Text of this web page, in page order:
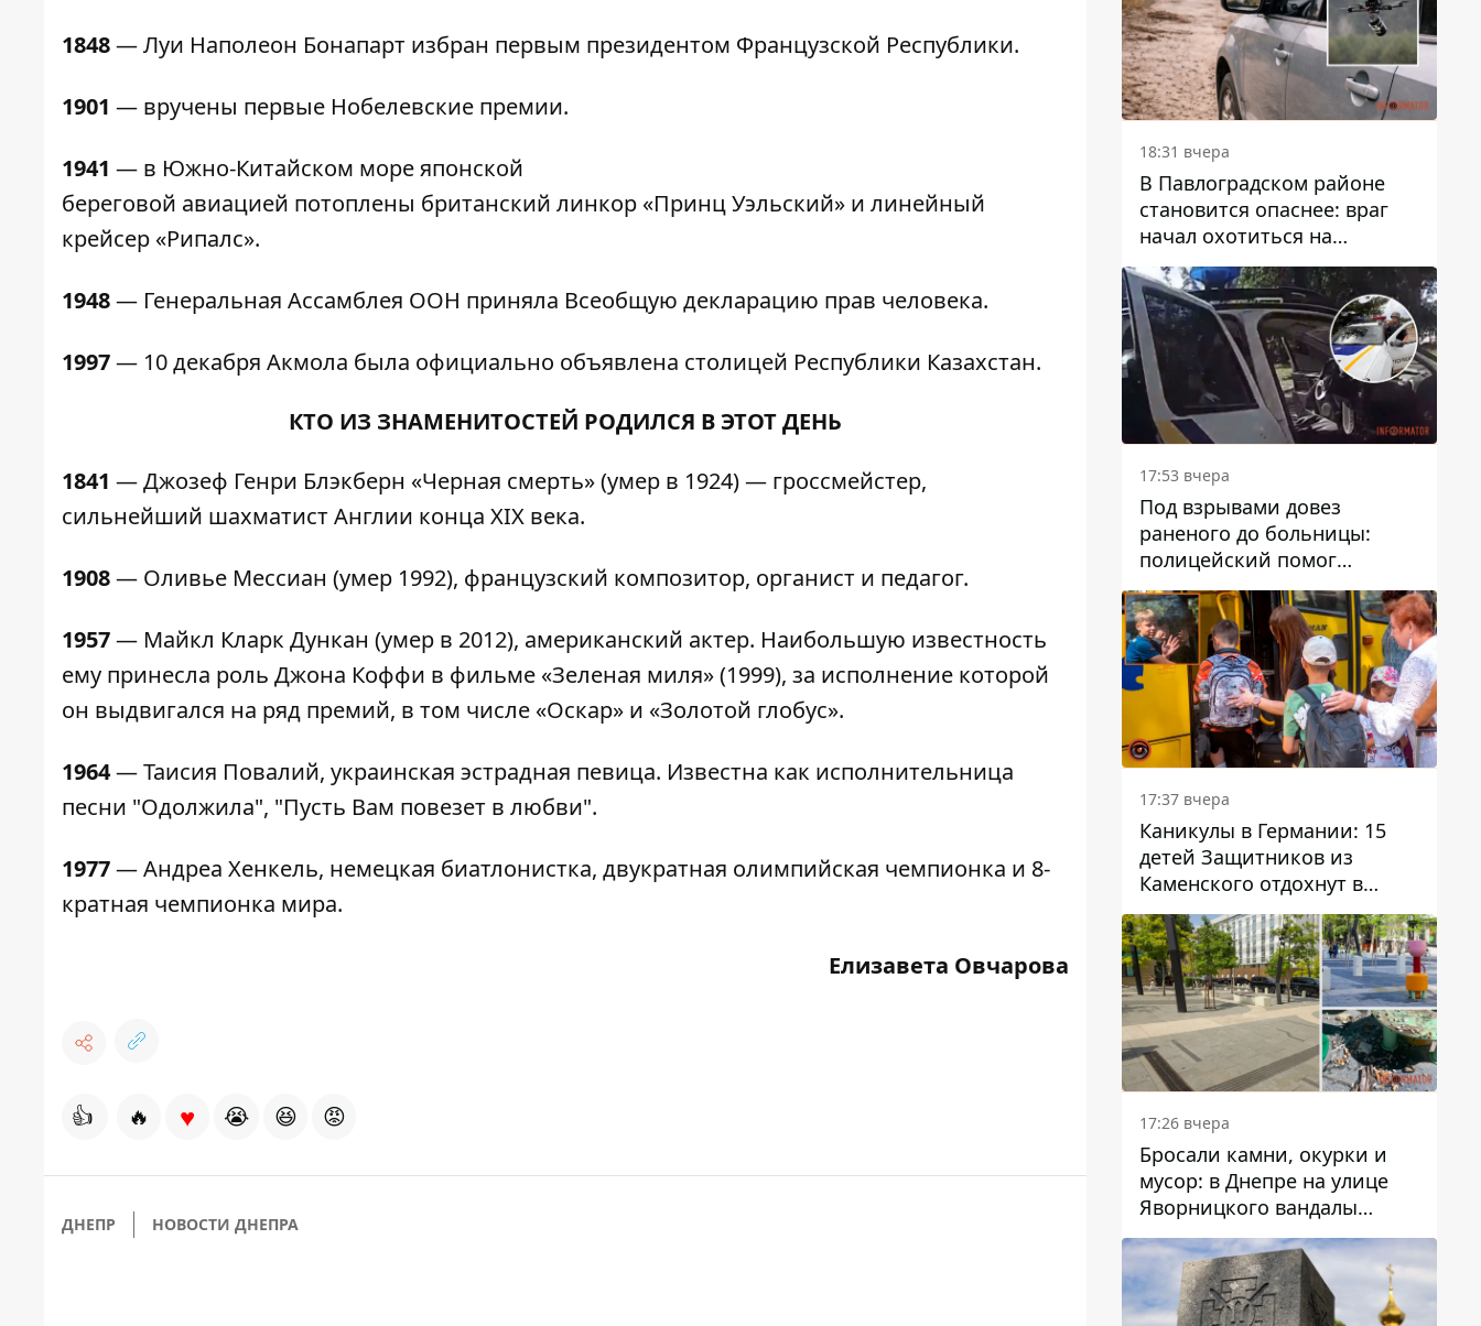
1848— Луи Наполеон Бонапарт избран первым президентом Французской Республики.
1901 — вручены первые Нобелевские премии.
1941 — в Южно-Китайском море японской
береговой авиацией потоплены британский линкор «Принц Уэльский» и линейный
крейсер «Рипалс».
1948— Генеральная Ассамблея ООН приняла Всеобщую декларацию прав человека.
1997— 10 декабря Акмола была официально объявлена столицей Республики Казахстан.
КТО ИЗ ЗНАМЕНИТОСТЕЙ РОДИЛСЯ В ЭТОТ ДЕНЬ
1841 — Джозеф Генри Блэкберн «Черная смерть» (умер в 1924) — гроссмейстер,
сильнейший шахматист Англии конца XIX века.
1908— Оливье Мессиан (умер 1992), французский композитор, органист и педагог.
1957— Майкл Кларк Дункан (умер в 2012), американский актер. Наибольшую известность
ему принесла роль Джона Коффи в фильме «Зеленая миля» (1999), за исполнение которой
он выдвигался на ряд премий, в том числе «Оскар» и «Золотой глобус».
1964— Таисия Повалий, украинская эстрадная певица. Известна как исполнительница
песни "Одолжила", "Пусть Вам повезет в любви".
1977— Андреа Хенкель, немецкая биатлонистка, двукратная олимпийская чемпионка и 8-
кратная чемпионка мира.
Елизавета Овчарова
👍 🔥 ♥ 😭 😆 😡
ДНЕПР НОВОСТИ ДНЕПРА
18:31 вчера
В Павлоградском районе
становится опаснее: враг
начал охотиться на
гражданский и военный
транспорт
17:53 вчера
Под взрывами довез
раненого до больницы:
полицейский помог
пострадавшему после атаки
на Каменский район
17:37 вчера
Каникулы в Германии: 15
детей Защитников из
Каменского отдохнут в
Вуппертале
17:26 вчера
Бросали камни, окурки и
мусор: в Днепре на улице
Яворницкого вандалы
повредили питьевые
фонтаны